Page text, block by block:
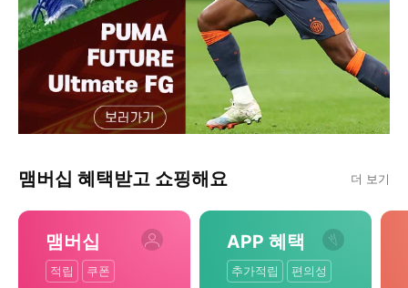
맴버십 혜택받고 쇼핑해요 더 보기
맴버십
적립 쿠폰
APP 혜택
추가적립 편의성